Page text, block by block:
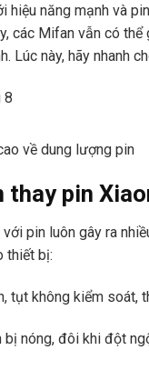
hiệu năng mạnh và
các Mifan vẫn có
Lúc này, hãy nhanh
về dung lượng pin
thay pin
pin luôn gây ra
thiết bị:
tụt không kiểm soát,
nóng, đôi khi đột